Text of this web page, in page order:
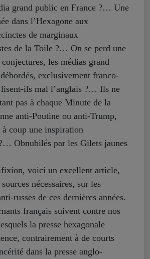
grand public en France ?… Une
dans l’Hexagone aux
de marginaux
de la Toile ?… On se perd une
les médias grand
exclusivement franco-
ils mal l’anglais ?… Ils ne
pas à chaque Minute de la
anti-Poutine ou anti-Trump,
coup une inspiration
Obnubilés par les Gilets jaunes
voici un excellent article,
nécessaires, sur les
russes de ces dernières années.
français suivent contre nos
la presse hexagonale
contrairement à de courts
dans la presse anglo-